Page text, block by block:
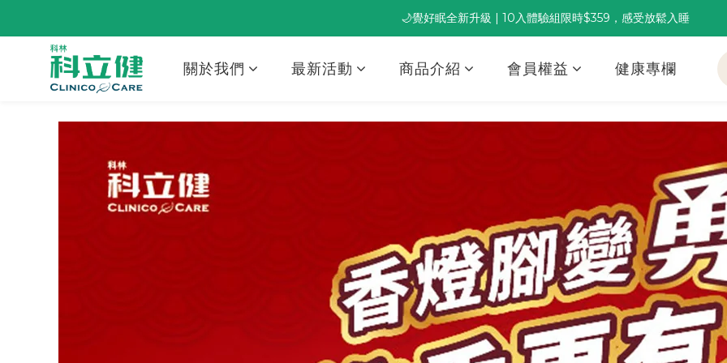
董事長推薦保養組合｜體驗價 $1,800 起，最高享 6 折
🌙覺好眠全新升級 | 10入體驗組限時$359，感受放鬆入睡
關於我們 最新活動 商品介紹 會員權益 健康專欄